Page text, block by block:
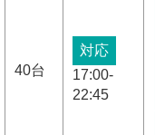
40台
対応
17:00-
22:45